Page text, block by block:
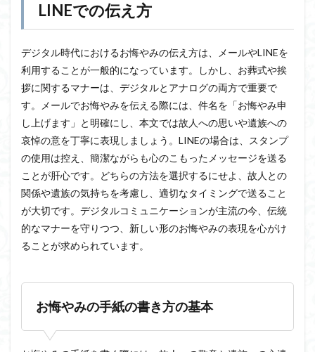
LINEでの伝え方
デジタル時代におけるお悔やみの伝え方は、メールやLINEを
利用することが一般的になっています。しかし、お葬式や挨
拶に関するマナーは、デジタルとアナログの両方で重要で
す。メールでお悔やみを伝える際には、件名を「お悔やみ申
し上げます」と明確にし、本文では故人への思いや遺族への
哀悼の意を丁寧に表現しましょう。LINEの場合は、スタンプ
の使用は控え、簡潔ながらも心のこもったメッセージを送る
ことが肝心です。どちらの方法を選択するにせよ、故人との
関係や遺族の気持ちを考慮し、適切なタイミングで送ること
が大切です。デジタルコミュニケーションが主流の今、伝統
的なマナーを守りつつ、新しい形のお悔やみの表現を心がけ
ることが求められています。
お悔やみの手紙の書き方の基本